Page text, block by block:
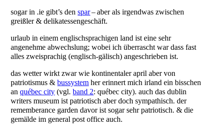
sogar in .ie gibt’s denspar– aber als irgendwas zwischen
greißler & delikatessengeschäft.
urlaub in einem englischsprachigen land ist eine sehr
angenehme abwechslung; wobei ich überrascht war dass fast
alles zweisprachig (englisch-gälisch) angeschrieben ist.
das wetter wirkt zwar wie kontinentaler april aber von
patriotismus &bussystem her erinnert mich irland ein bisschen
anquébec city (vgl.band 2: québec city). auch das dublin
writers museum ist patriotisch aber doch sympathisch. der
rememberance garden davor ist sogar sehr patriotisch. & die
gemälde im general post office auch.